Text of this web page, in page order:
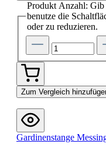
Produkt Anzahl: Gib
benutze die
oder zu reduzieren.
Zum Vergleich
Gardinenstange